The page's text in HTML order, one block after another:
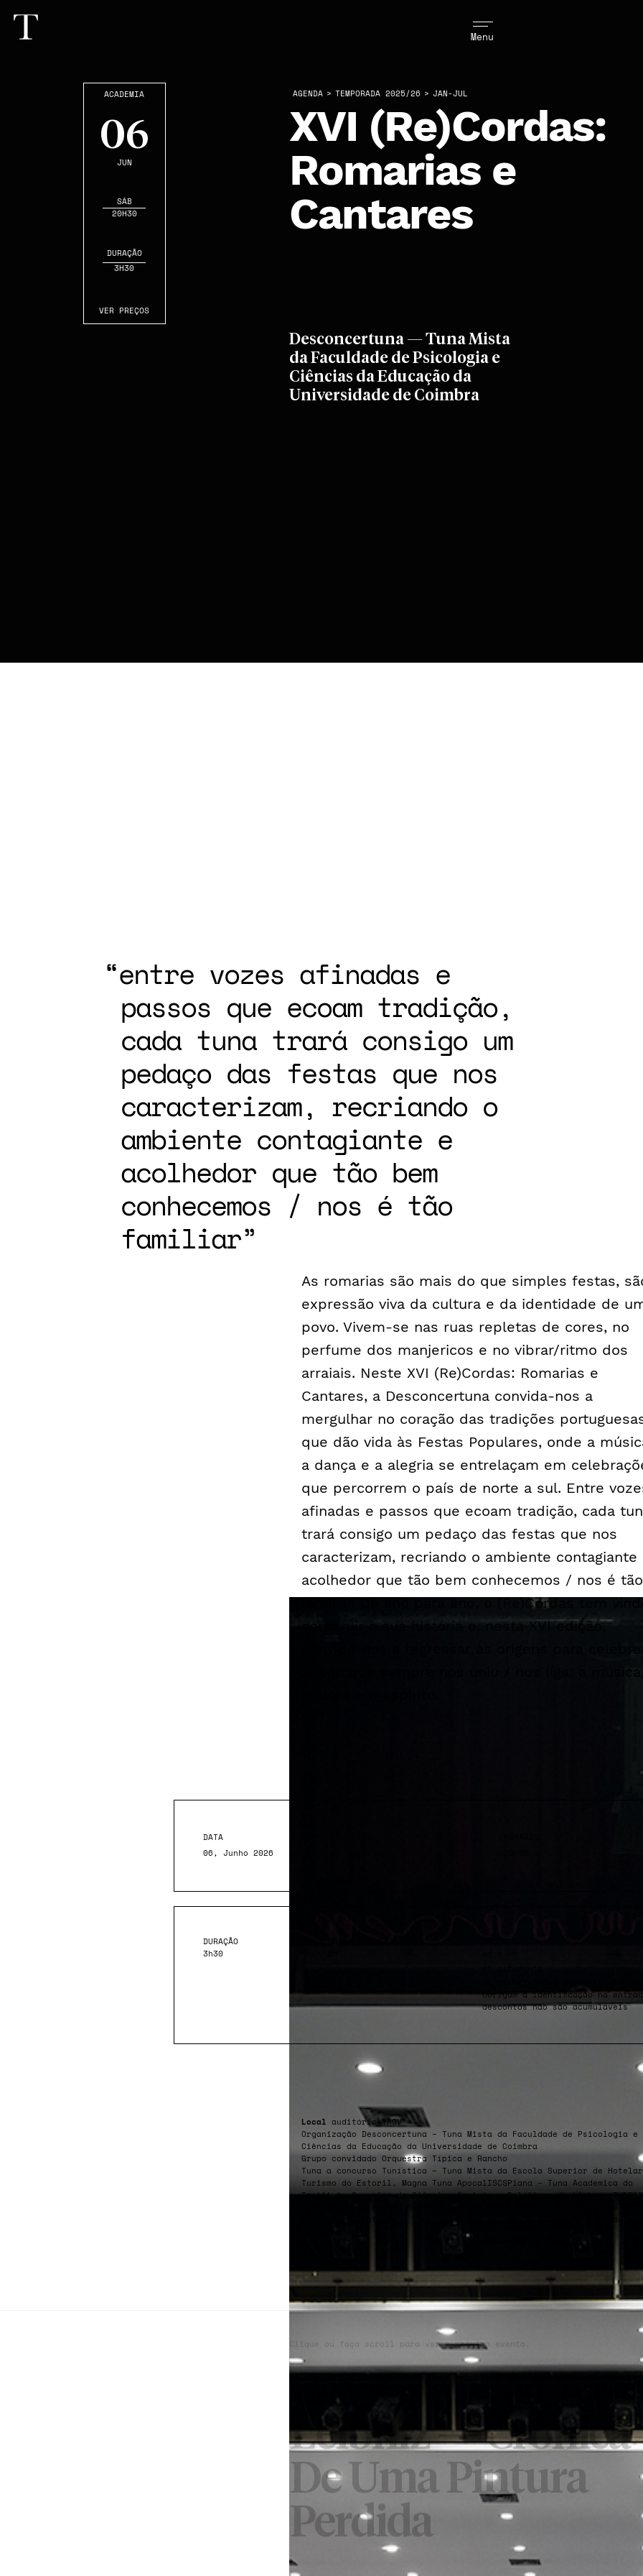
Menu
XVI (Re)Cordas:
Romarias e
Cantares
ACADEMIA
06
JUN
SÁB
20H30
DURAÇÃO
3H30
VER PREÇOS
AGENDA > TEMPORADA 2025/26 > JAN-JUL
Desconcertuna — Tuna Mista
da Faculdade de Psicologia e
Ciências da Educação da
Universidade de Coimbra
entre vozes afinadas e
passos que ecoam tradição,
cada tuna trará consigo um
pedaço das festas que nos
caracterizam, recriando o
ambiente contagiante e
acolhedor que tão bem
conhecemos / nos é tão
familiar
As romarias são mais do que simples festas,
expressão viva da cultura e da identidade de
povo. Vivem-se nas ruas repletas de cores, no
perfume dos manjericos e no vibrar/ritmo dos
arraiais. Neste XVI (Re)Cordas: Romarias e
Cantares, a Desconcertuna convida-nos a
mergulhar no coração das tradições
que dão vida às Festas Populares, onde a
a dança e a alegria se entrelaçam em
que percorrem o país de norte a sul. Entre
afinadas e passos que ecoam tradição, cada
trará consigo um pedaço das festas que nos
caracterizam, recriando o ambiente contagiante
acolhedor que tão bem conhecemos / nos é tão
familiar. De ano para ano, o (Re)Cordas tem
construir a sua história e, nesta XVI edição,
DATA
06, Junho 2026
DURAÇÃO
3h30
obrigam à identificação na
descontos não são acumuláveis
Local auditório TAGV
Organização Desconcertuna – Tuna Mista da Faculdade de Psicologia e
Ciências da Educação da Universidade de Coimbra
Grupo convidado Orquestra Típica e Rancho
Tuna a concurso Tunística – Tuna Mista da Escola Superior de
Turismo do Estoril, Magna Tuna ApocalISCSPiana – Tuna Académica do
Instituto Superior de Ciências Sociais e Políticas de Lisboa,
do Castelo, Enftuna – Tuna Académica da Escola Superior de Saúde de
Clique ou faça scroll para ver o próximo evento.
Leibniz — Crónica
De Uma Pintura
Perdida